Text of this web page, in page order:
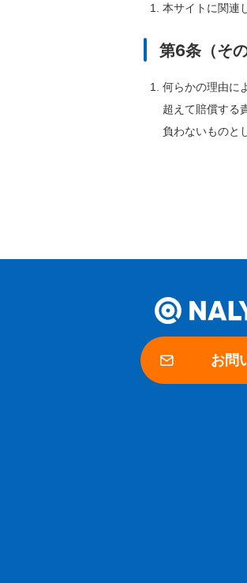
本サイトに関連
第6条（その
何らかの理由に
超えて賠償する
負わないものと
お問